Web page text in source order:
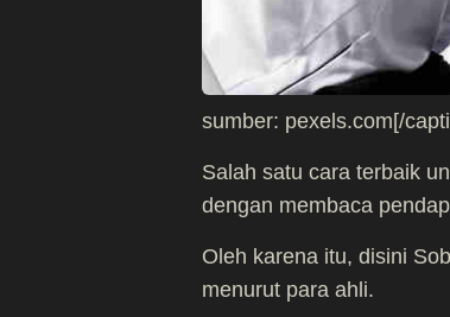
sumber: pexels.com[/
Salah satu cara terbaik
dengan membaca
Oleh karena itu, disini
menurut para ahli.